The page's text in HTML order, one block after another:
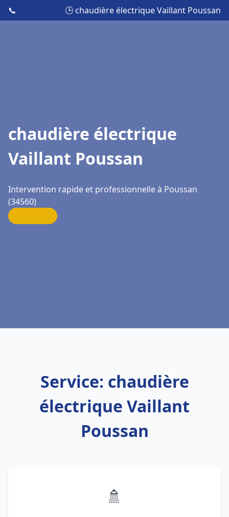
📞 🕒 chaudière électrique Vaillant Poussan
chaudière électrique
Vaillant Poussan
Intervention rapide et professionnelle à Poussan
(34560)
Service: chaudière
électrique Vaillant
Poussan
🚿